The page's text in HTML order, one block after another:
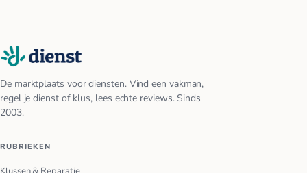
De marktplaats voor diensten. Vind een vakman,
regel je dienst of klus, lees echte reviews. Sinds
2003.
RUBRIEKEN